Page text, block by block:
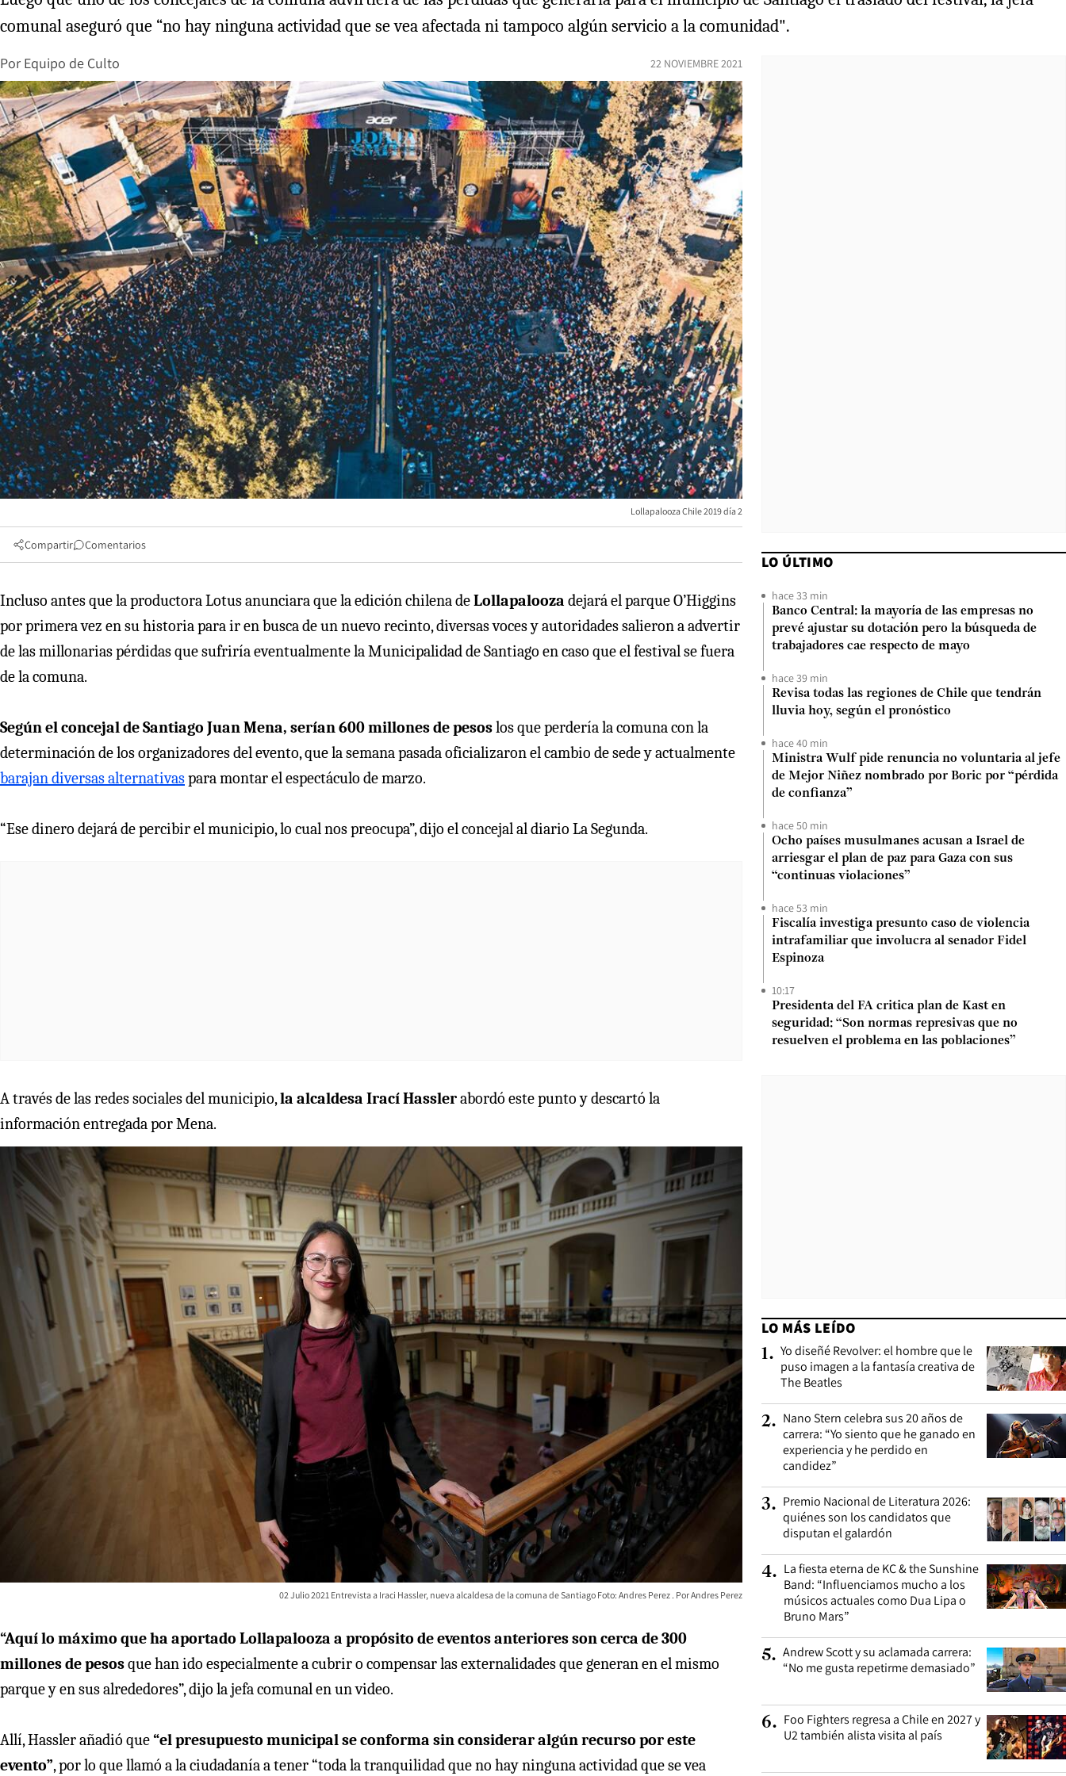
comunal aseguró que “no hay ninguna actividad que se vea afectada ni tampoco algún servicio a la comunidad".
Por Equipo de Culto 22 NOVIEMBRE 2021
Lollapalooza Chile 2019 día 2
Compartir Comentarios
Incluso antes que la productora Lotus anunciara que la edición chilena deLollapalooza dejará el parque O’Higgins
por primera vez en su historia para ir en busca de un nuevo recinto, diversas voces y autoridades salieron a advertir
de las millonarias pérdidas que sufriría eventualmente la Municipalidad de Santiago en caso que el festival se fuera
de la comuna.
Según el concejal de Santiago Juan Mena, serían 600 millones de pesoslos que perdería la comuna con la
determinación de los organizadores del evento, que la semana pasada oficializaron el cambio de sede y actualmente
barajan diversas alternativaspara montar el espectáculo de marzo.
“Ese dinero dejará de percibir el municipio, lo cual nos preocupa”, dijo el concejal al diario La Segunda.
A través de las redes sociales del municipio,la alcaldesa Irací Hasslerabordó este punto y descartó la
información entregada por Mena.
02 Julio 2021 Entrevista a Iraci Hassler, nueva alcaldesa de la comuna de Santiago Foto: Andres Perez Andres Perez
“Aquí lo máximo que ha aportado Lollapalooza a propósito de eventos anteriores son cerca de 300
millones de pesosque han ido especialmente a cubrir o compensar las externalidades que generan en el mismo
parque y en sus alrededores”, dijo la jefa comunal en un video.
Allí, Hassler añadió que“el presupuesto municipal se conforma sin considerar algún recurso por este
evento”, por lo que llamó a la ciudadanía a tener “toda la tranquilidad que no hay ninguna actividad que se vea
LO ÚLTIMO
hace 33 min
Banco Central: la mayoría de las empresas no
prevé ajustar su dotación pero la búsqueda de
trabajadores cae respecto de mayo
hace 39 min
Revisa todas las regiones de Chile que tendrán
lluvia hoy, según el pronóstico
hace 40 min
Ministra Wulf pide renuncia no voluntaria al jefe
de Mejor Niñez nombrado por Boric por “pérdida
de confianza”
hace 50 min
Ocho países musulmanes acusan a Israel de
arriesgar el plan de paz para Gaza con sus
“continuas violaciones”
hace 53 min
Fiscalía investiga presunto caso de violencia
intrafamiliar que involucra al senador Fidel
Espinoza
10:17
Presidenta del FA critica plan de Kast en
seguridad: “Son normas represivas que no
resuelven el problema en las poblaciones”
LO MÁS LEÍDO
1. Yo diseñé Revolver: el hombre que le
puso imagen a la fantasía creativa de
The Beatles
2. Nano Stern celebra sus 20 años de
carrera: “Yo siento que he ganado en
experiencia y he perdido en
candidez”
3. Premio Nacional de Literatura 2026:
quiénes son los candidatos que
disputan el galardón
4. La fiesta eterna de KC & the Sunshine
Band: “Influenciamos mucho a los
músicos actuales como Dua Lipa o
Bruno Mars”
5. Andrew Scott y su aclamada carrera:
“No me gusta repetirme demasiado”
6. Foo Fighters regresa a Chile en 2027 y
U2 también alista visita al país